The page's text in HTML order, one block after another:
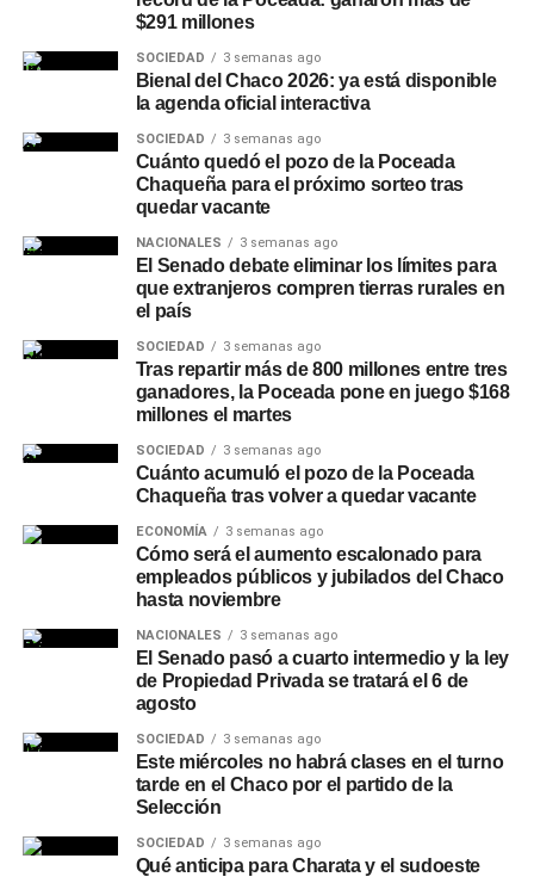
cada capacitación. Desde el Municipio remarcaron que
se trata de una oportunidad para sumar herramientas
digitales y financieras que faciliten tanto la búsqueda de
empleo como el desarrollo de un emprendimiento propio.
Quienes necesiten información o ayuda para completar el
trámite pueden acercarse a laOficina de Empleo
, ubicada en el CEEC, sobre la ruta 89, en el
acciones que impulsa elMunicipiode Charata junto a la
Secretaría de Trabajo, Empleo y Seguridad Social de la
Nación para fortalecer la inserción laboral en la región.
noticias de CharataenCharataChaco.Net.
$291 millones
SOCIEDAD 3 semanas ago
Bienal del Chaco 2026: ya está disponible
la agenda oficial interactiva
SOCIEDAD 3 semanas ago
Cuánto quedó el pozo de la Poceada
Chaqueña para el próximo sorteo tras
quedar vacante
NACIONALES 3 semanas ago
El Senado debate eliminar los límites para
que extranjeros compren tierras rurales en
el país
SOCIEDAD 3 semanas ago
Tras repartir más de 800 millones entre tres
ganadores, la Poceada pone en juego $168
millones el martes
SOCIEDAD 3 semanas ago
Cuánto acumuló el pozo de la Poceada
Chaqueña tras volver a quedar vacante
ECONOMÍA 3 semanas ago
Cómo será el aumento escalonado para
empleados públicos y jubilados del Chaco
hasta noviembre
NACIONALES 3 semanas ago
El Senado pasó a cuarto intermedio y la ley
de Propiedad Privada se tratará el 6 de
agosto
SOCIEDAD 3 semanas ago
Este miércoles no habrá clases en el turno
tarde en el Chaco por el partido de la
Selección
SOCIEDAD 3 semanas ago
Qué anticipa para Charata y el sudoeste